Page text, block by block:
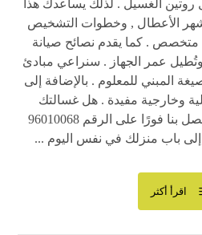
الغسيل . لذلك يساعدك هذا
الأعطال , وخطوات التشخيص
متخصص . كما يقدم نصائح صيانة
وتُطيل عمر الجهاز . سنراعي مبادئ
المبني للمعلوم . بالإضافة إلى
وخارجية مفيدة . هل غسالتك
محتاجة تصليح دلوقتي؟ اتصل بنا فورًا على الرقم 96010068
باب منزلك في نفس اليوم ...
اقرأ أكثر